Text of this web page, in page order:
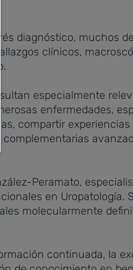
diagnóstico, muchos
clínicos,
especialmente
enfermedades,
compartir
Peramato,
en Uropatología.
molecularmente
continuada, la